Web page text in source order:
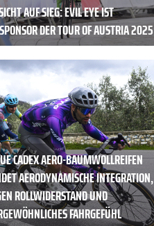
AUF SIEG: EVIL EYE IST
DER TOUR OF AUSTRIA 2025
CADEX AERO-BAUMWOLLREIFEN
AERODYNAMISCHE INTEGRATION,
ROLLWIDERSTAND UND
FAHRGEFÜHL